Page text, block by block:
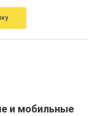
и мобильные